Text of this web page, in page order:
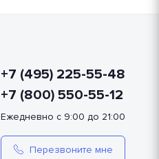
+7 (495) 225-55-48
+7 (800) 550-55-12
Ежедневно с 9:00 до 21:00
Перезвоните мне